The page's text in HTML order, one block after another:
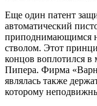
Еще один патент
автоматический
приподнимающимся
стволом. Этот
концов воплотился в
Пипера. Фирма
являлась также
которому